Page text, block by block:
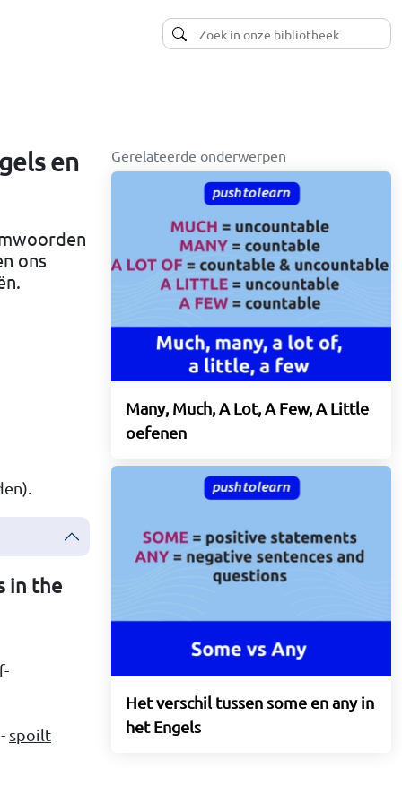
en
ons
in the
spoilt
Gerelateerde onderwerpen
Many, Much, A Lot, A Few, A Little
oefenen
Het verschil tussen some en any in
het Engels